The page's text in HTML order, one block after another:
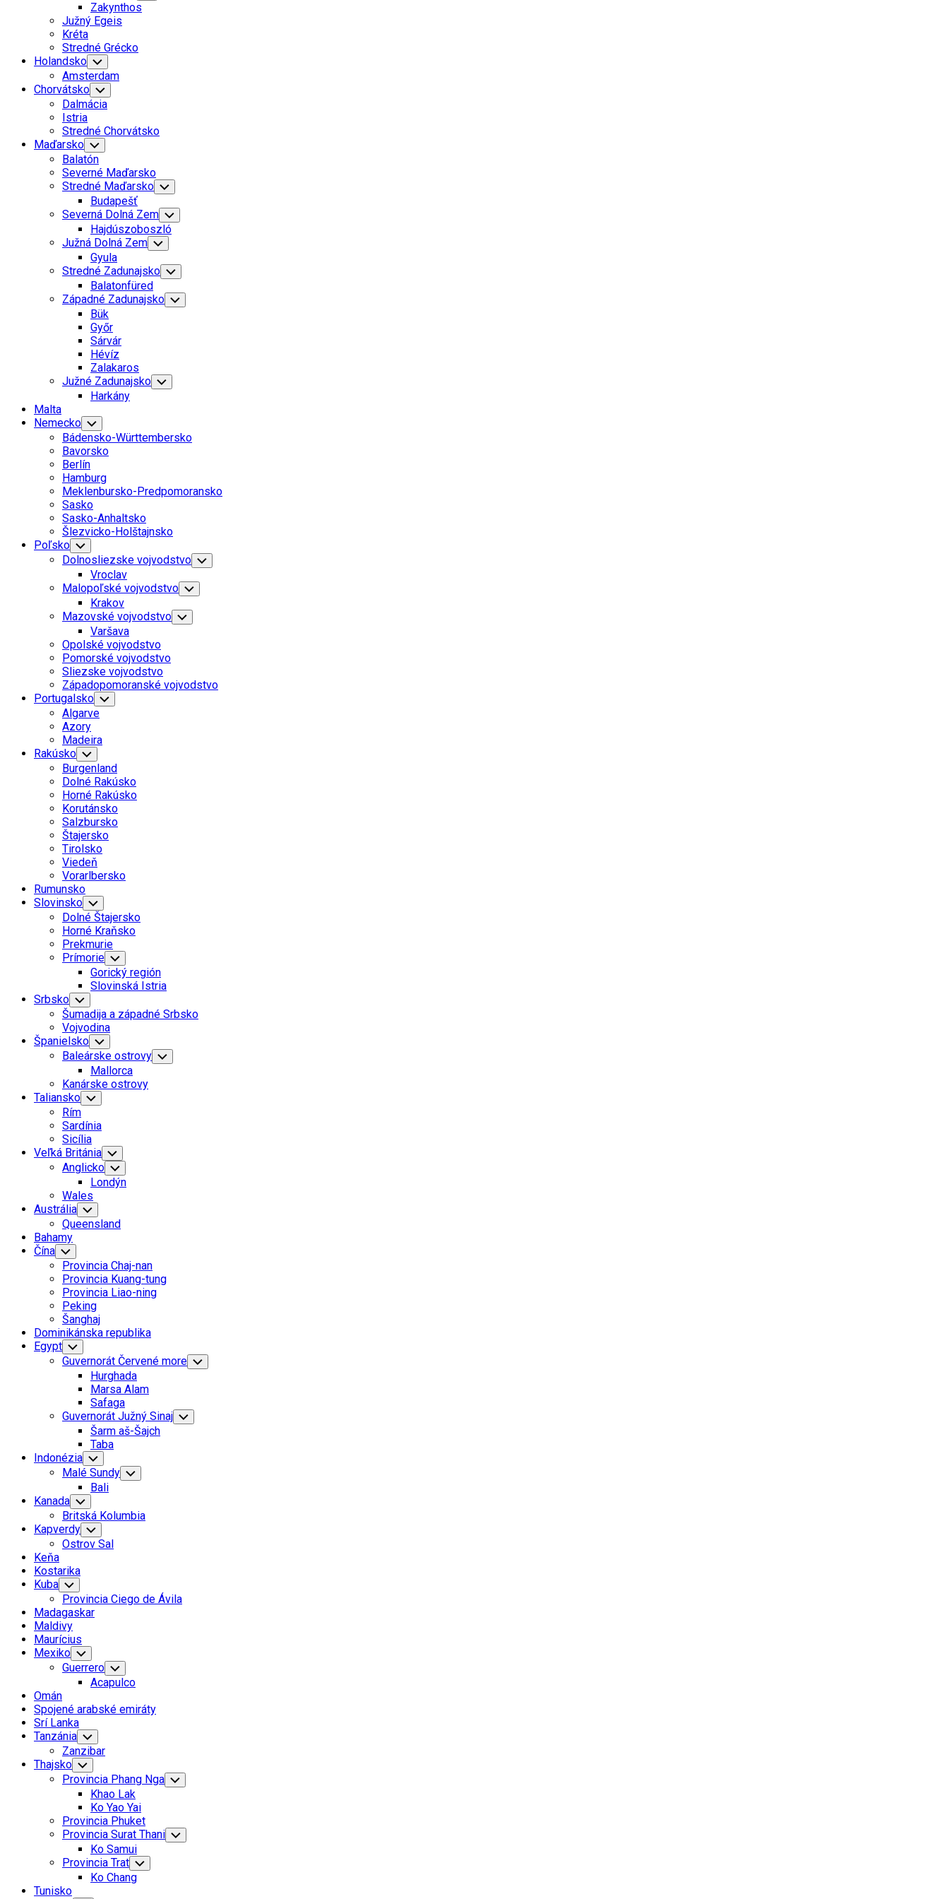
Child
Menu
Zakynthos
Južný Egeis
Kréta
Stredné Grécko
Holandsko Toggle
Child
Menu
Amsterdam
Chorvátsko Toggle
Child
Menu
Dalmácia
Istria
Stredné Chorvátsko
Maďarsko Toggle
Child
Menu
Balatón
Severné Maďarsko
Stredné Maďarsko Toggle
Child
Menu
Budapešť
Severná Dolná Zem Toggle
Child
Menu
Hajdúszoboszló
Južná Dolná Zem Toggle
Child
Menu
Gyula
Stredné Zadunajsko Toggle
Child
Menu
Balatonfüred
Západné Zadunajsko Toggle
Child
Bük
Győr
Sárvár
Hévíz
Zalakaros
Južné Zadunajsko Toggle
Child
Harkány
Malta
Nemecko Toggle
Child
Menu
Bádensko-Württembersko
Bavorsko
Berlín
Hamburg
Meklenbursko-Predpomoransko
Sasko
Sasko-Anhaltsko
Šlezvicko-Holštajnsko
Poľsko Toggle
Child
Menu
Dolnosliezske vojvodstvo Toggle
Child
Menu
Vroclav
Malopoľské vojvodstvo Toggle
Child
Menu
Krakov
Mazovské vojvodstvo Toggle
Child
Varšava
Opolské vojvodstvo
Pomorské vojvodstvo
Sliezske vojvodstvo
Západopomoranské vojvodstvo
Portugalsko Toggle
Child
Menu
Algarve
Azory
Madeira
Current
Page
Parent
Rakúsko Toggle
Child
Menu
Burgenland
Dolné Rakúsko
Horné Rakúsko
Korutánsko
Salzbursko
Štajersko
Tirolsko
Viedeň
Current
Page
Parent
Vorarlbersko
Rumunsko
Slovinsko Toggle
Child
Menu
Dolné Štajersko
Horné Kraňsko
Prekmurie
Prímorie Toggle
Child
Menu
Gorický región
Slovinská Istria
Srbsko Toggle
Child
Menu
Šumadija a západné Srbsko
Vojvodina
Španielsko Toggle
Child
Menu
Baleárske ostrovy Toggle
Child
Mallorca
Kanárske ostrovy
Taliansko Toggle
Child
Menu
Rím
Sardínia
Sicília
Veľká Británia Toggle
Child
Menu
Anglicko Toggle
Child
Menu
Londýn
Wales
Austrália Toggle
Child
Menu
Queensland
Bahamy
Čína Toggle
Child
Menu
Provincia Chaj-nan
Provincia Kuang-tung
Provincia Liao-ning
Peking
Šanghaj
Dominikánska republika
Egypt Toggle
Child
Menu
Guvernorát Červené more Toggle
Child
Hurghada
Marsa Alam
Safaga
Guvernorát Južný Sinaj Toggle
Child
Šarm aš-Šajch
Taba
Indonézia Toggle
Child
Menu
Malé Sundy Toggle
Child
Bali
Kanada Toggle
Child
Menu
Britská Kolumbia
Kapverdy Toggle
Child
Menu
Ostrov Sal
Keňa
Kostarika
Kuba Toggle
Child
Menu
Provincia Ciego de Ávila
Madagaskar
Maldivy
Maurícius
Mexiko Toggle
Child
Menu
Guerrero Toggle
Child
Menu
Acapulco
Omán
Spojené arabské emiráty
Srí Lanka
Tanzánia Toggle
Child
Menu
Zanzibar
Thajsko Toggle
Child
Menu
Provincia Phang Nga Toggle
Child
Khao Lak
Ko Yao Yai
Provincia Phuket
Provincia Surat Thani Toggle
Child
Ko Samui
Provincia Trat Toggle
Child
Menu
Ko Chang
Tunisko